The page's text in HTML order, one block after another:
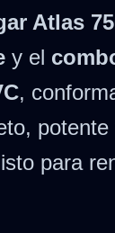
Atlas
y el
,
potente
para